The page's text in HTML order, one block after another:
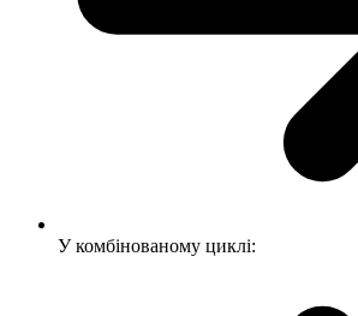
У комбінованому циклі: